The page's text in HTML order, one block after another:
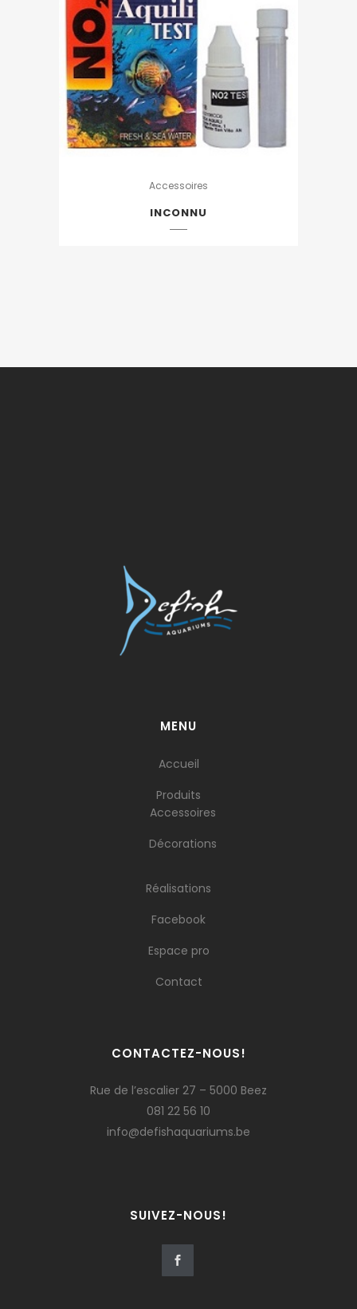
Accessoires
INCONNU
MENU
Accueil
Produits
Accessoires
Décorations
Réalisations
Facebook
Espace pro
Contact
CONTACTEZ-NOUS!
Rue de l’escalier 27 – 5000 Beez
081 22 56 10
info@defishaquariums.be
SUIVEZ-NOUS!